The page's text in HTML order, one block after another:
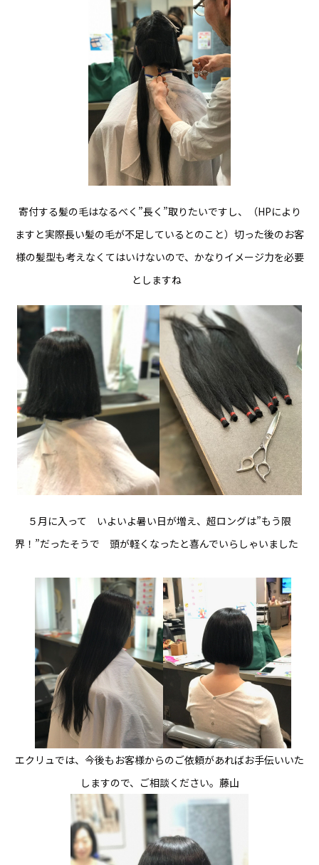
寄付する髪の毛はなるべく”長く”取りたいですし、（HPにより
ますと実際長い髪の毛が不足しているとのこと）切った後のお客
様の髪型も考えなくてはいけないので、かなりイメージ力を必要
としますね
５月に入って いよいよ暑い日が増え、超ロングは”もう限
界！”だったそうで 頭が軽くなったと喜んでいらしゃいました
エクリュでは、今後もお客様からのご依頼があればお手伝いいた
しますので、ご相談ください。藤山